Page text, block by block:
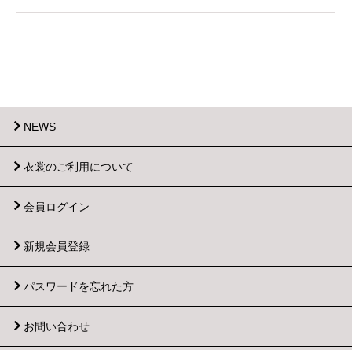
NEWS
衣裳のご利用について
会員ログイン
新規会員登録
パスワードを忘れた方
お問い合わせ